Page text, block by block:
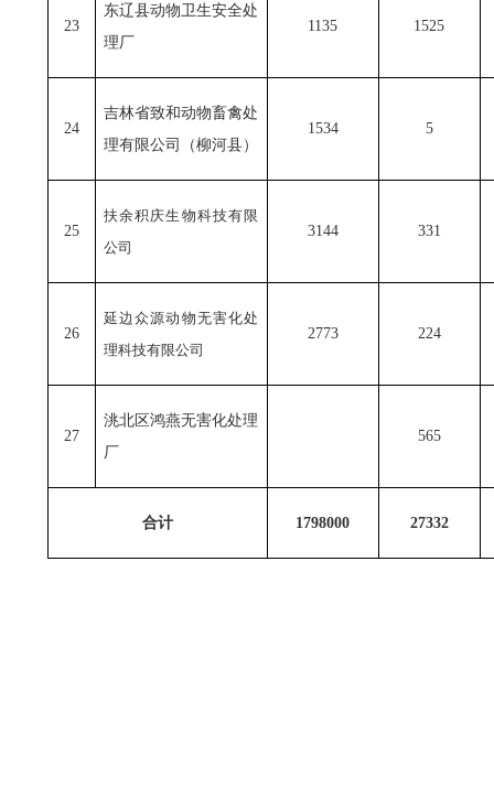
23
东辽县动物卫生安全处
理厂
1135 1525
24
吉林省致和动物畜禽处
理有限公司（柳河县）
1534 5
25
扶余积庆生物科技有限
公司
3144 331
26
延边众源动物无害化处
理科技有限公司
2773 224
27
洮北区鸿燕无害化处理
厂
565
合计 1798000 27332